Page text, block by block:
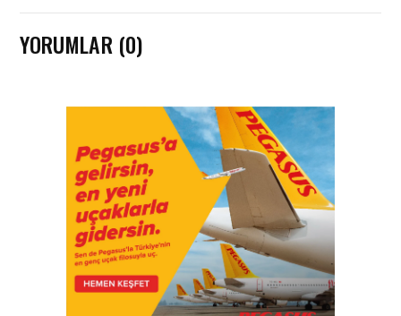
YORUMLAR (0)
HAVACILIK • 08 AĞU 2026
TÜRK HAVA YOLLARI’NIN
STRATEJIK DÖNÜŞÜM
HIKAYESI: YIRMIBIRINCI
YÜZYIL GÖKTÜRKLERI
HAVACILIK • 06 AĞU 2026
HITIT BILIŞIM 500’DE
SEKTÖREL YAZILIM
BIRINCISI